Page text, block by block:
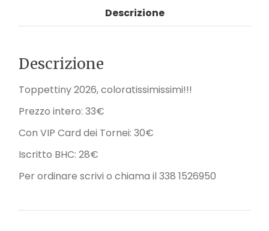
Descrizione
Descrizione
Toppettiny 2026, coloratissimissimi!!!
Prezzo intero: 33€
Con VIP Card dei Tornei: 30€
Iscritto BHC: 28€
Per ordinare scrivi o chiama il 338 1526950